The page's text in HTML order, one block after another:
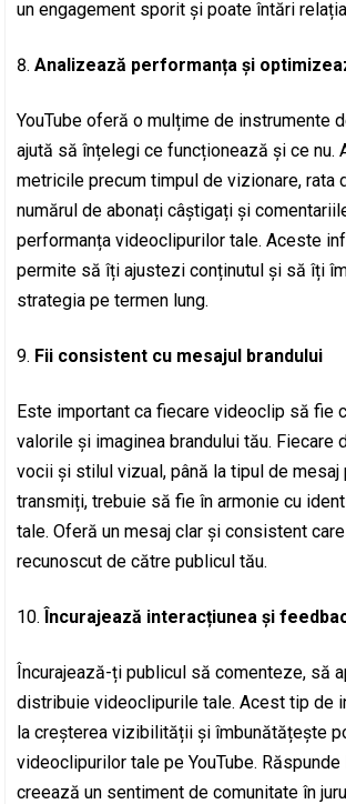
un engagement sporit și poate întări
Analizează performanța și
YouTube oferă o mulțime de instrumente
ajută să înțelegi ce funcționează și ce nu.
metricile precum timpul de vizionare, rata
numărul de abonați câștigați și
performanța videoclipurilor tale. Aceste
permite să îți ajustezi conținutul și să îți
strategia pe termen lung.
Fii consistent cu mesajul brandului
Este important ca fiecare videoclip să fie
valorile și imaginea brandului tău. Fiecare
vocii și stilul vizual, până la tipul de mesaj
transmiți, trebuie să fie în armonie cu
tale. Oferă un mesaj clar și consistent
recunoscut de către publicul tău.
Încurajează interacțiunea și
Încurajează-ți publicul să comenteze, să
distribuie videoclipurile tale. Acest tip de
la creșterea vizibilității și îmbunătățește
videoclipurilor tale pe YouTube.
creează un sentiment de comunitate în